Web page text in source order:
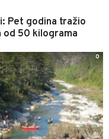
Pet godina tražio
od 50 kilograma
0